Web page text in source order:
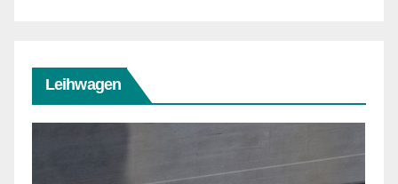
Leihwagen